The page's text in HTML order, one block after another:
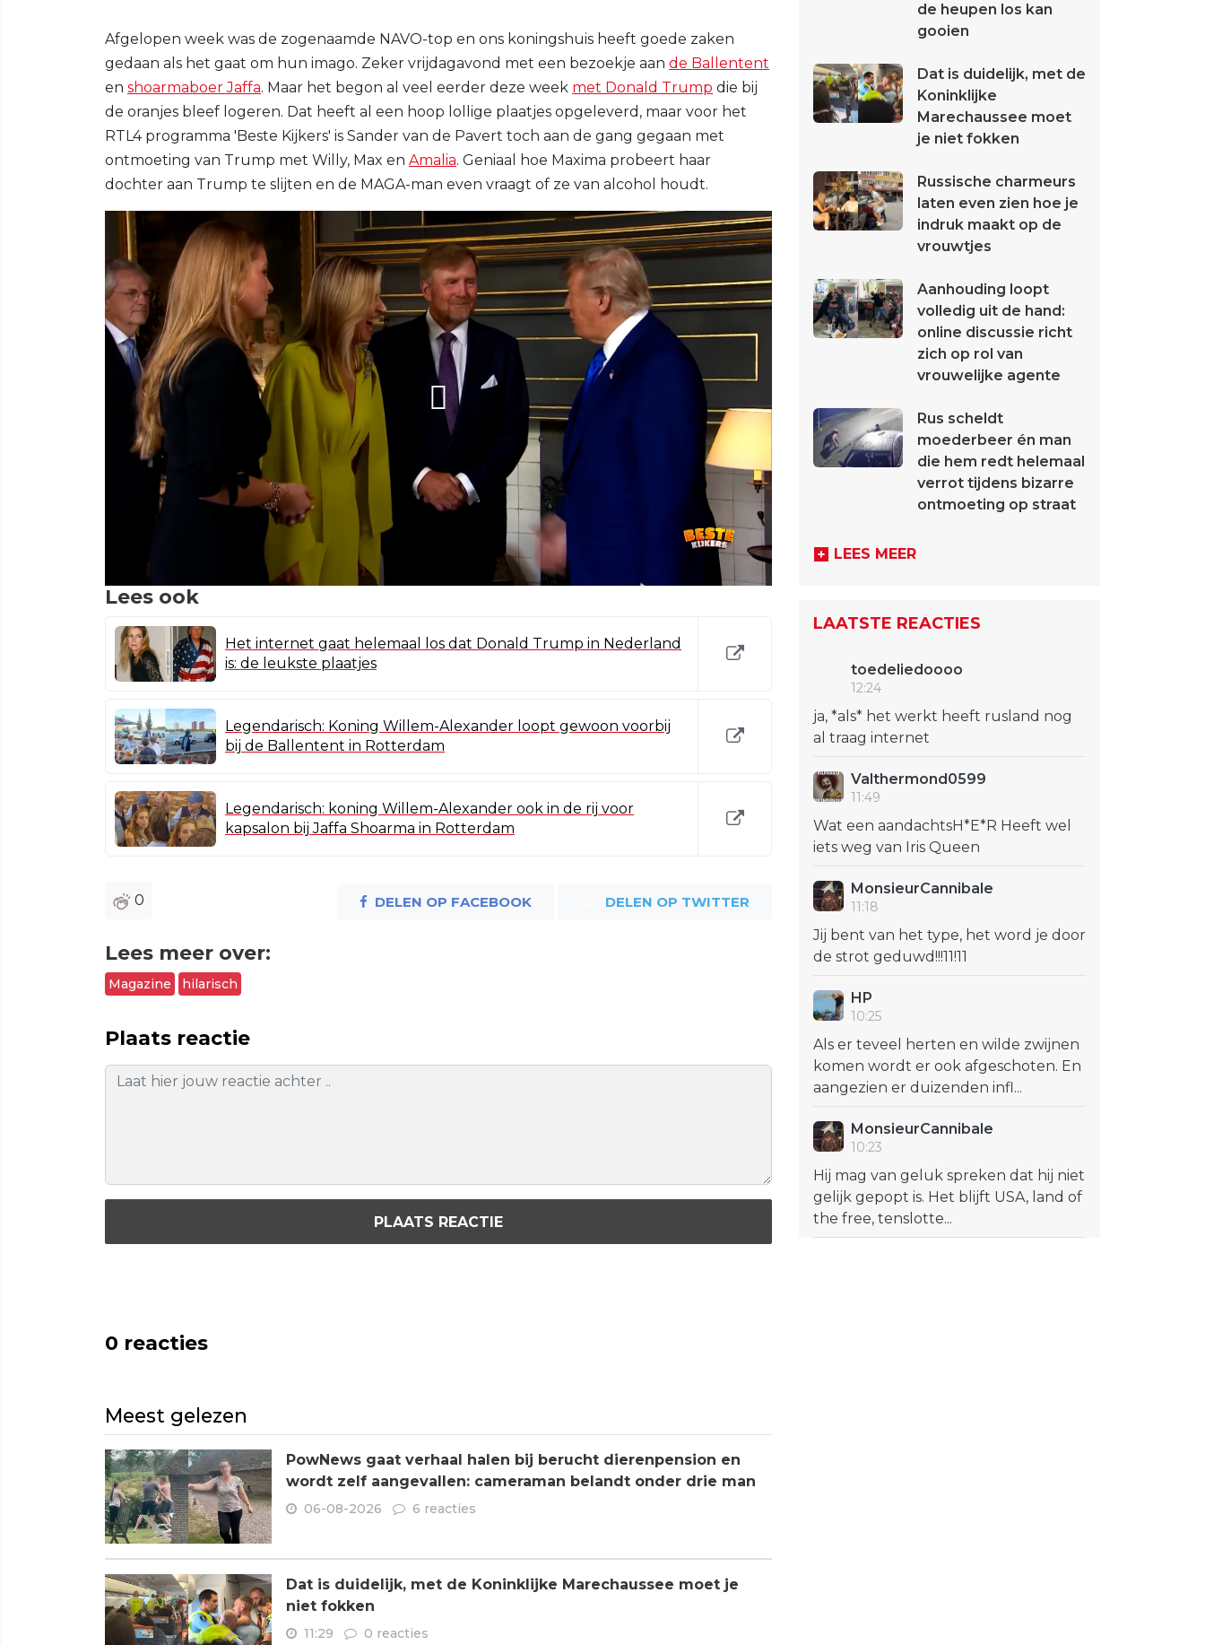
Afgelopen week was de zogenaamde NAVO-top en ons koningshuis heeft goede zaken
gedaan als het gaat om hun imago. Zeker vrijdagavond met een bezoekje aan de Ballentent
en shoarmaboer Jaffa. Maar het begon al veel eerder deze week met Donald Trump die bij
de oranjes bleef logeren. Dat heeft al een hoop lollige plaatjes opgeleverd, maar voor het
RTL4 programma 'Beste Kijkers' is Sander van de Pavert toch aan de gang gegaan met
ontmoeting van Trump met Willy, Max en Amalia. Geniaal hoe Maxima probeert haar
dochter aan Trump te slijten en de MAGA-man even vraagt of ze van alcohol houdt.
Lees ook
Het internet gaat helemaal los dat Donald Trump in Nederland
is: de leukste plaatjes
Legendarisch: Koning Willem-Alexander loopt gewoon voorbij
bij de Ballentent in Rotterdam
Legendarisch: koning Willem-Alexander ook in de rij voor
kapsalon bij Jaffa Shoarma in Rotterdam
0 DELEN OP FACEBOOK DELEN OP TWITTER
Lees meer over:
Magazine hilarisch
Plaats reactie
PLAATS REACTIE
0 reacties
Meest gelezen
PowNews gaat verhaal halen bij berucht dierenpension en
wordt zelf aangevallen: cameraman belandt onder drie man
06-08-2026 6 reacties
Dat is duidelijk, met de Koninklijke Marechaussee moet je
niet fokken
11:29 0 reacties
de heupen los kan
gooien
Dat is duidelijk, met de
Koninklijke
Marechaussee moet
je niet fokken
Russische charmeurs
laten even zien hoe je
indruk maakt op de
vrouwtjes
Aanhouding loopt
volledig uit de hand:
online discussie richt
zich op rol van
vrouwelijke agente
Rus scheldt
moederbeer én man
die hem redt helemaal
verrot tijdens bizarre
ontmoeting op straat
LEES MEER
LAATSTE REACTIES
toedeliedoooo
12:24
ja, *als* het werkt heeft rusland nog
al traag internet
Valthermond0599
11:49
Wat een aandachtsH*E*R Heeft wel
iets weg van Iris Queen
MonsieurCannibale
11:18
Jij bent van het type, het word je door
de strot geduwd!!!11!11
HP
10:25
Als er teveel herten en wilde zwijnen
komen wordt er ook afgeschoten. En
aangezien er duizenden infl...
MonsieurCannibale
10:23
Hij mag van geluk spreken dat hij niet
gelijk gepopt is. Het blijft USA, land of
the free, tenslotte...